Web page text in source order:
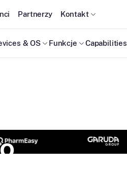
Partnerzy Kontakt
& OS Funkcje Capabilities